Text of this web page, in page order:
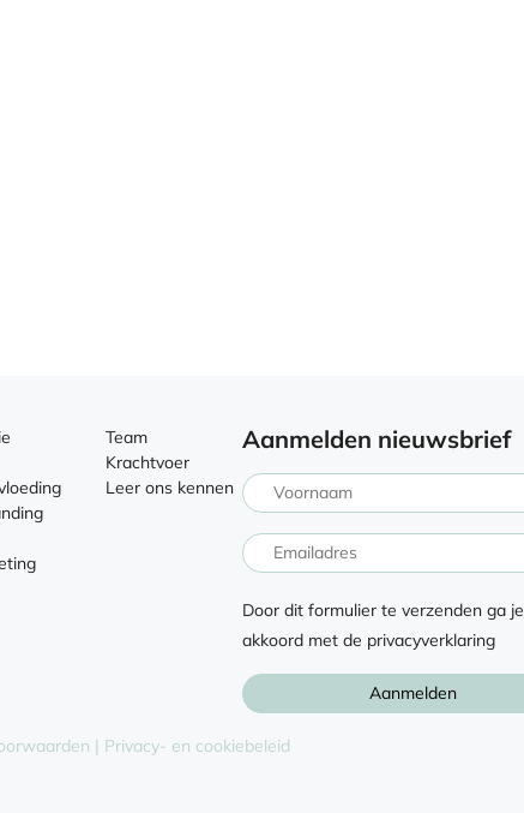
Team
Krachtvoer
Leer ons kennen
Aanmelden nieuwsbrief
Door dit formulier te verzenden ga je
akkoord met de privacyverklaring
| Privacy- en cookiebeleid